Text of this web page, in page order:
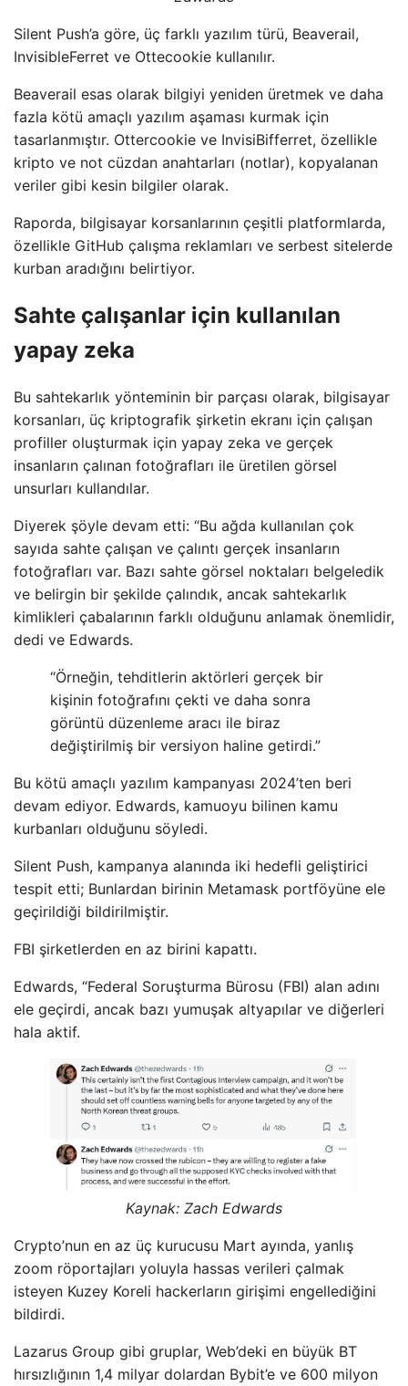
Silent Push’a göre, üç farklı yazılım türü, Beaverail,
InvisibleFerret ve Ottecookie kullanılır.
Beaverail esas olarak bilgiyi yeniden üretmek ve daha
fazla kötü amaçlı yazılım aşaması kurmak için
tasarlanmıştır. Ottercookie ve InvisiBifferret, özellikle
kripto ve not cüzdan anahtarları (notlar), kopyalanan
veriler gibi kesin bilgiler olarak.
Raporda, bilgisayar korsanlarının çeşitli platformlarda,
özellikle GitHub çalışma reklamları ve serbest sitelerde
kurban aradığını belirtiyor.
Sahte çalışanlar için kullanılan
yapay zeka
Bu sahtekarlık yönteminin bir parçası olarak, bilgisayar
korsanları, üç kriptografik şirketin ekranı için çalışan
profiller oluşturmak için yapay zeka ve gerçek
insanların çalınan fotoğrafları ile üretilen görsel
unsurları kullandılar.
Diyerek şöyle devam etti: “Bu ağda kullanılan çok
sayıda sahte çalışan ve çalıntı gerçek insanların
fotoğrafları var. Bazı sahte görsel noktaları belgeledik
ve belirgin bir şekilde çalındık, ancak sahtekarlık
kimlikleri çabalarının farklı olduğunu anlamak önemlidir,
dedi ve Edwards.
“Örneğin, tehditlerin aktörleri gerçek bir
kişinin fotoğrafını çekti ve daha sonra
görüntü düzenleme aracı ile biraz
değiştirilmiş bir versiyon haline getirdi.”
Bu kötü amaçlı yazılım kampanyası 2024’ten beri
devam ediyor. Edwards, kamuoyu bilinen kamu
kurbanları olduğunu söyledi.
Silent Push, kampanya alanında iki hedefli geliştirici
tespit etti; Bunlardan birinin Metamask portföyüne ele
geçirildiği bildirilmiştir.
FBI şirketlerden en az birini kapattı.
Edwards, “Federal Soruşturma Bürosu (FBI) alan adını
ele geçirdi, ancak bazı yumuşak altyapılar ve diğerleri
hala aktif.
Kaynak: Zach Edwards
Crypto’nun en az üç kurucusu Mart ayında, yanlış
zoom röportajları yoluyla hassas verileri çalmak
isteyen Kuzey Koreli hackerların girişimi engellediğini
bildirdi.
Lazarus Group gibi gruplar, Web’deki en büyük BT
hırsızlığının 1,4 milyar dolardan Bybit’e ve 600 milyon